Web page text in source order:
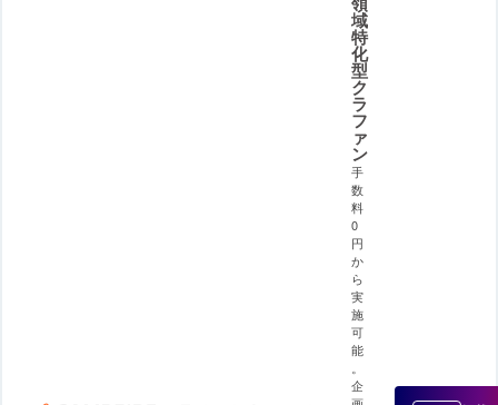
域
特
化
型
ク
ラ
フ
ァ
ン
手
数
料
0
円
か
ら
実
施
可
能
。
企